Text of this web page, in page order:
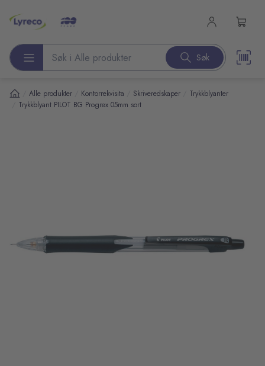
Søk etter produkter Søk
Alle produkter Kontorrekvisita Skriveredskaper Trykkblyanter
Trykkblyant PILOT BG Progrex 05mm sort